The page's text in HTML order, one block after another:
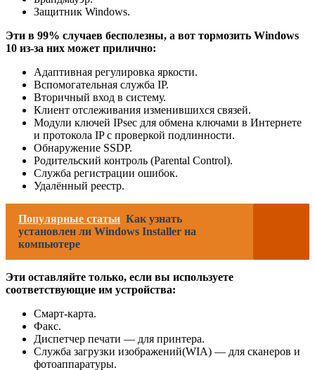
Защитник Windows.
Эти в 99% случаев бесполезны, а вот тормозить Windows
10 из-за них может прилично:
Адаптивная регулировка яркости.
Вспомогательная служба IP.
Вторичный вход в систему.
Клиент отслеживания изменившихся связей.
Модули ключей IPsec для обмена ключами в Интернете
и протокола IP с проверкой подлинности.
Обнаружение SSDP.
Родительский контроль (Parental Control).
Служба регистрации ошибок.
Удалённый реестр.
Популярные статьи Как узнать
установлен ли Windows Installer на
компьютере
Эти оставляйте только, если вы используете
соответствующие им устройства:
Смарт-карта.
Факс.
Диспетчер печати — для принтера.
Служба загрузки изображений(WIA) — для сканеров и
фотоаппаратуры.